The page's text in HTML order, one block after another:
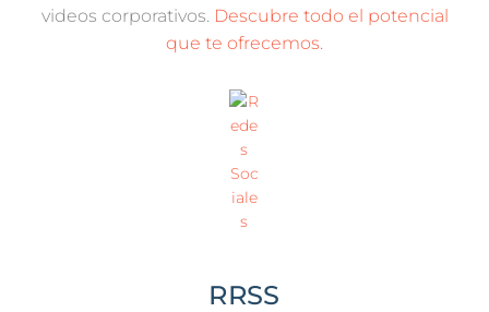
videos corporativos. Descubre todo el potencial
que te ofrecemos.
RRSS